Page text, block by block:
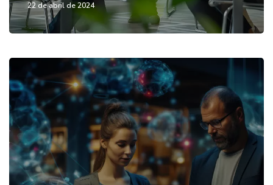
22 de abril de 2024